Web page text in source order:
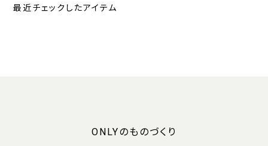
最近チェックしたアイテム
ONLYのものづくり